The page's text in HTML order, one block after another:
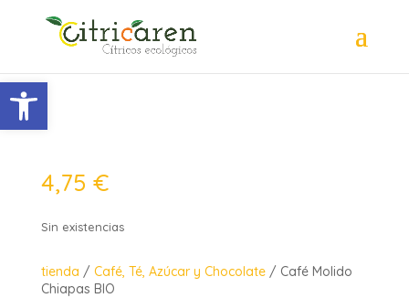
4,75 €
Sin existencias
tienda / Café, Té, Azúcar y Chocolate/ Café Molido
Chiapas BIO
Abrir barra de herramientas